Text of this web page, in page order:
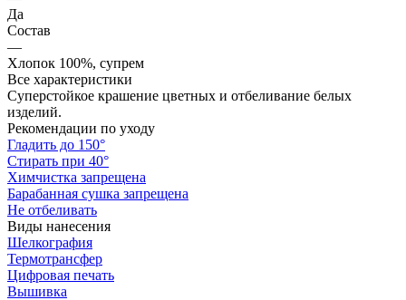
Да
Состав
—
Хлопок 100%, супрем
Все характеристики
Суперстойкое крашение цветных и отбеливание белых
изделий.
Рекомендации по уходу
Гладить до 150°
Стирать при 40°
Химчистка запрещена
Барабанная сушка запрещена
Не отбеливать
Виды нанесения
Шелкография
Термотрансфер
Цифровая печать
Вышивка